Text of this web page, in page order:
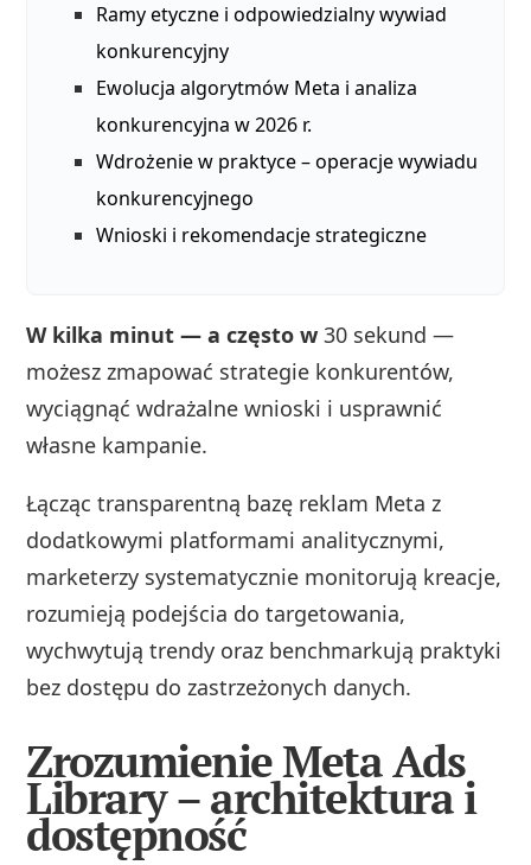
Ramy etyczne i odpowiedzialny wywiad
konkurencyjny
Ewolucja algorytmów Meta i analiza
konkurencyjna w 2026 r.
Wdrożenie w praktyce – operacje wywiadu
konkurencyjnego
Wnioski i rekomendacje strategiczne
W kilka minut — a często w30 sekund —
możesz zmapować strategie konkurentów,
wyciągnąć wdrażalne wnioski i usprawnić
własne kampanie.
Łącząc transparentną bazę reklam Meta z
dodatkowymi platformami analitycznymi,
marketerzy systematycznie monitorują kreacje,
rozumieją podejścia do targetowania,
wychwytują trendy oraz benchmarkują praktyki
bez dostępu do zastrzeżonych danych.
Zrozumienie Meta Ads
Library – architektura i
dostępność